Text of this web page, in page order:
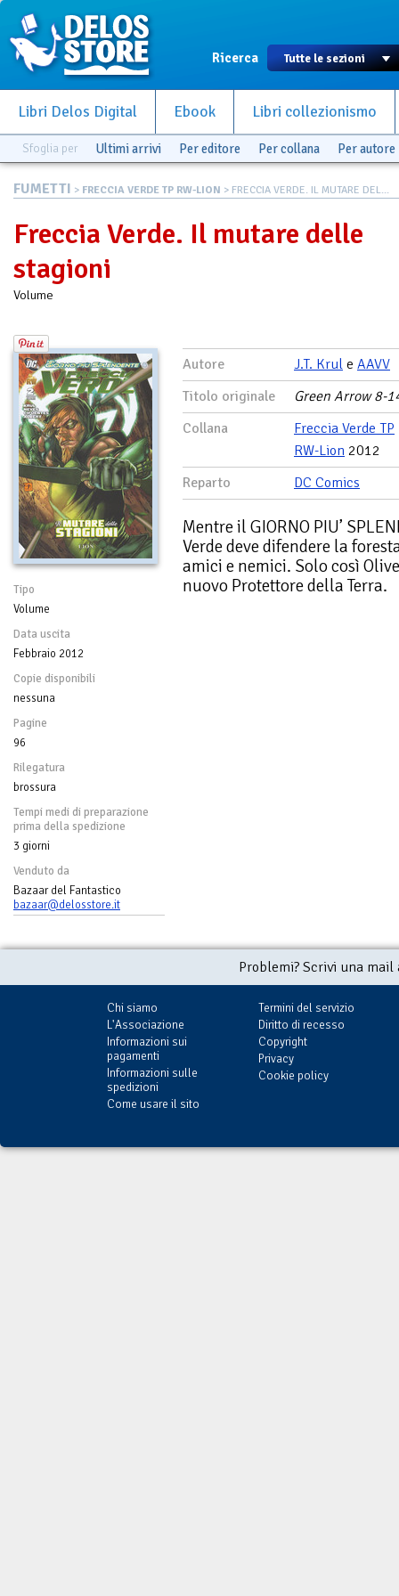
Ricerca
Libri Delos Digital Ebook Libri collezionismo
Sfoglia per Ultimi arrivi Per editore Per collana Per autore
FUMETTI > FRECCIA VERDE TP RW-LION > FRECCIA VERDE. IL MUTARE DEL...
Freccia Verde. Il mutare delle
stagioni
Volume
Tipo
Volume
Data uscita
Febbraio 2012
Copie disponibili
nessuna
Pagine
96
Rilegatura
brossura
Tempi medi di preparazione
prima della spedizione
3 giorni
Venduto da
Bazaar del Fantastico
bazaar@delosstore.it
Autore J.T. Krul e AAVV
Titolo originale
Green Arrow 8-
Collana
Freccia Verde TP
RW-Lion 2012
Reparto
DC Comics
Mentre il GIORNO PIU’
Verde deve difendere la
amici e nemici. Solo così
nuovo Protettore della Terra.
Problemi? Scrivi una
Chi siamo
L'Associazione
Informazioni sui
pagamenti
Informazioni sulle
spedizioni
Come usare il sito
Termini del servizio
Diritto di recesso
Copyright
Privacy
Cookie policy